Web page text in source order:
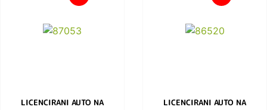
LICENCIRANI AUTO NA
LICENCIRANI AUTO NA